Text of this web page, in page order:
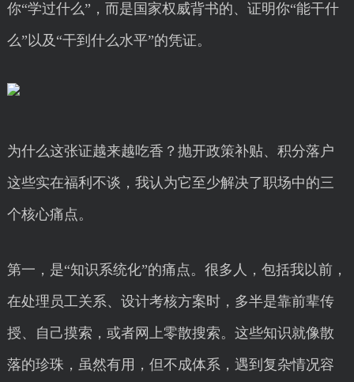
你“学过什么”，而是国家权威背书的、证明你“能干什
么”以及“干到什么水平”的凭证。
为什么这张证越来越吃香？抛开政策补贴、积分落户
这些实在福利不谈，我认为它至少解决了职场中的三
个核心痛点。
第一，是“知识系统化”的痛点。很多人，包括我以前，
在处理员工关系、设计考核方案时，多半是靠前辈传
授、自己摸索，或者网上零散搜索。这些知识就像散
落的珍珠，虽然有用，但不成体系，遇到复杂情况容